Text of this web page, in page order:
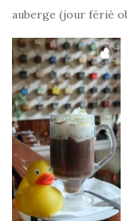
auberge (jour férié